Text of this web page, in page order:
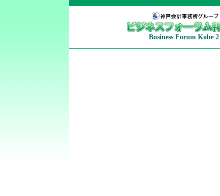
Business Forum Kobe